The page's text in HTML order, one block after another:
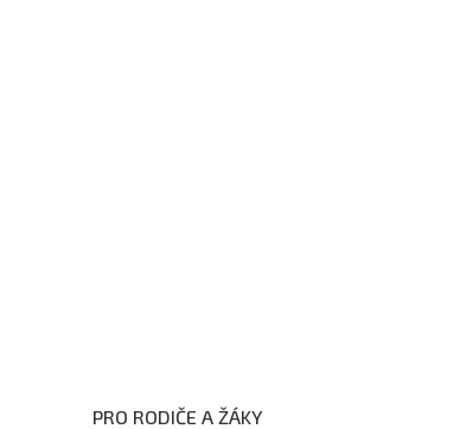
PRO RODIČE A ŽÁKY